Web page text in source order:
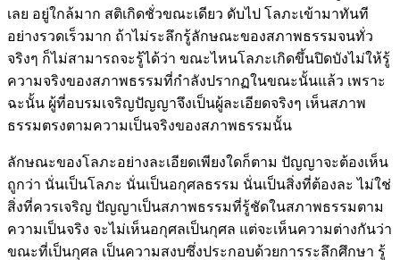
เลย อยู่ใกล้มาก สติเกิดชั่วขณะเดียว ดับไป โลภะเข้ามาทันที
อย่างรวดเร็วมาก ถ้าไม่ระลึกรู้ลักษณะของสภาพธรรมจนทั่ว
จริงๆ ก็ไม่สามารถจะรู้ได้ว่า ขณะไหนโลภะเกิดขึ้นปิดบังไม่ให้รู้
ความจริงของสภาพธรรมที่กำลังปรากฏในขณะนั้นแล้ว เพราะ
ฉะนั้น ผู้ที่อบรมเจริญปัญญาจึงเป็นผู้ละเอียดจริงๆ เห็นสภาพ
ธรรมตรงตามความเป็นจริงของสภาพธรรมนั้น
ลักษณะของโลภะอย่างละเอียดเพียงใดก็ตาม ปัญญาจะต้องเห็น
ถูกว่า นั่นเป็นโลภะ นั่นเป็นอกุศลธรรม นั่นเป็นสิ่งที่ต้องละ ไม่ใช่
สิ่งที่ควรเจริญ ปัญญาเป็นสภาพธรรมที่รู้ชัดในสภาพธรรมตาม
ความเป็นจริง จะไม่เห็นอกุศลเป็นกุศล แต่จะเห็นความต่างกันว่า
ขณะที่เป็นกุศล เป็นความสงบซึ่งประกอบด้วยการระลึกศึกษา รู้